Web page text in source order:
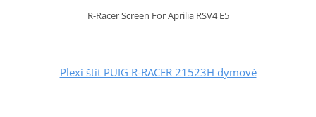
R-Racer Screen For Aprilia RSV4 E5
Plexi štít PUIG R-RACER 21523H dymové